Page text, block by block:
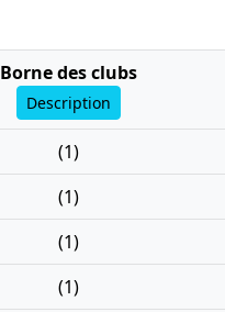
Borne des clubs
Description
(1)
(1)
(1)
(1)